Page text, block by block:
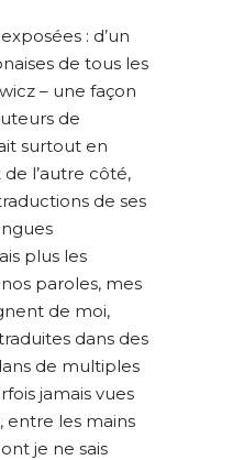
: d’un
de tous les
– une façon
de
surtout en
l’autre côté,
de ses
plus les
paroles, mes
de moi,
dans des
de multiples
jamais vues
entre les mains
je ne sais